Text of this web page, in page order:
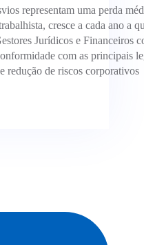
representam uma perda
cresce a cada ano a
Jurídicos e Financeiros
com as principais
redução de riscos corporativos